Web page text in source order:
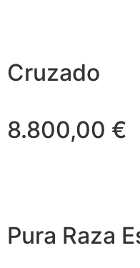
Cruzado
8.800,00 €
Pura Raza